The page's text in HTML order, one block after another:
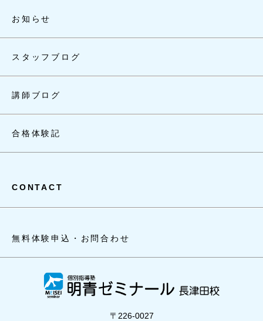
お知らせ
スタッフブログ
講師ブログ
合格体験記
CONTACT
無料体験申込・お問合わせ
〒226-0027